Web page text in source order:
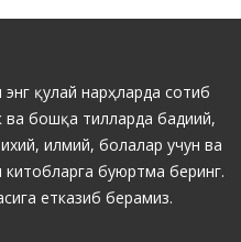
қулай нарҳларда сотиб
ва бошқа тилларда бадиий,
илмий, болалар учун ва
буюртма беринг.
етказиб берамиз.